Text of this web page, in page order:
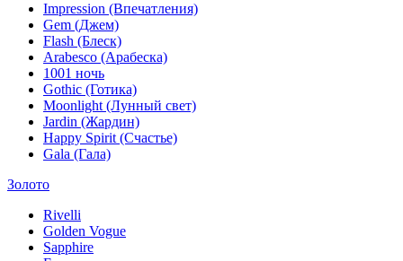
Impression (Впечатления)
Gem (Джем)
Flash (Блеск)
Arabesco (Арабеска)
1001 ночь
Gothic (Готика)
Moonlight (Лунный свет)
Jardin (Жардин)
Happy Spirit (Счастье)
Gala (Гала)
Золото
Rivelli
Golden Vogue
Sapphire